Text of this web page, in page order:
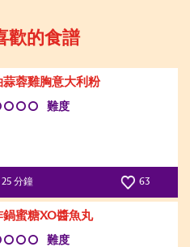
歡的食譜
蒜蓉雞胸意大利粉
難度
25 分鐘 63
鍋蜜糖XO醬魚丸
難度